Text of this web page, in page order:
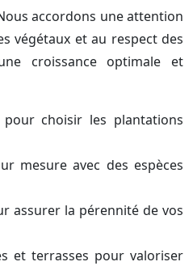
accordons une attention
végétaux et au respect des
croissance optimale et
pour choisir les plantations
mesure avec des espèces
assurer la pérennité de vos
et terrasses pour valoriser